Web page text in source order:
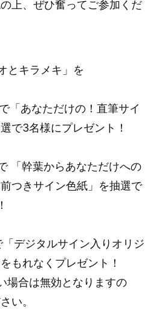
上、ぜひ奮ってご参加くだ
とキラメキ」を
「あなただけの！直筆サイ
で3名様にプレゼント！
「幹葉からあなただけへの
つきサイン色紙」を抽選で
デジタルサイン入りオリジ
もれなくプレゼント！
場合は無効となりますの
い。